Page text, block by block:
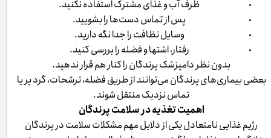
ظرف آب و غذای مشترک استفاده نکنید.
پس از تماس دست‌ها را بشویید.
وسایل نظافت را جدا نگه دارید.
رفتار، اشتها و فضله را بررسی کنید.
بدون نظر دامپزشک پرندگان را کنار هم قرار ندهید.
بعضی بیماری‌های پرندگان می‌توانند از طریق فضله، ترشحات، گرد پر یا
تماس نزدیک منتقل شوند.
اهمیت تغذیه در سلامت پرندگان
رژیم غذایی نامتعادل یکی از دلایل مهم مشکلات سلامت در پرندگان